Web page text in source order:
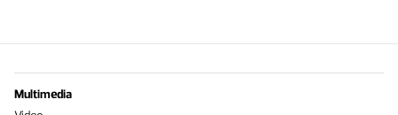
Multimedia